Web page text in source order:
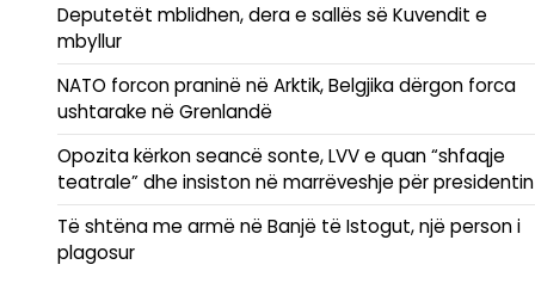
Deputetët mblidhen, dera e sallës së Kuvendit e
mbyllur
NATO forcon praninë në Arktik, Belgjika dërgon forca
ushtarake në Grenlandë
Opozita kërkon seancë sonte, LVV e quan “shfaqje
teatrale” dhe insiston në marrëveshje për presidentin
Të shtëna me armë në Banjë të Istogut, një person i
plagosur